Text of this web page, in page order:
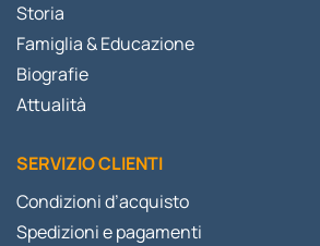
Storia
Famiglia & Educazione
Biografie
Attualità
SERVIZIO CLIENTI
Condizioni d’acquisto
Spedizioni e pagamenti